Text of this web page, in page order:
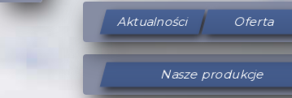
Aktualności Oferta
Nasze produkcje